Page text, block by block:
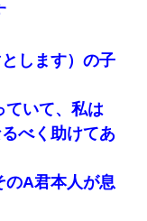
します）の子
ていて、私は
べく助けてあ
のA君本人が息